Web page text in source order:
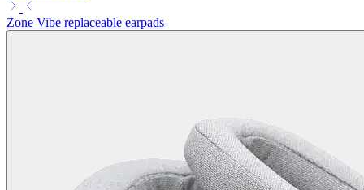
Zone Vibe replaceable earpads